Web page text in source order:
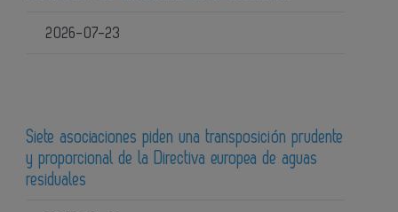
2026-07-23
Siete asociaciones piden una transposición prudente
y proporcional de la Directiva europea de aguas
residuales